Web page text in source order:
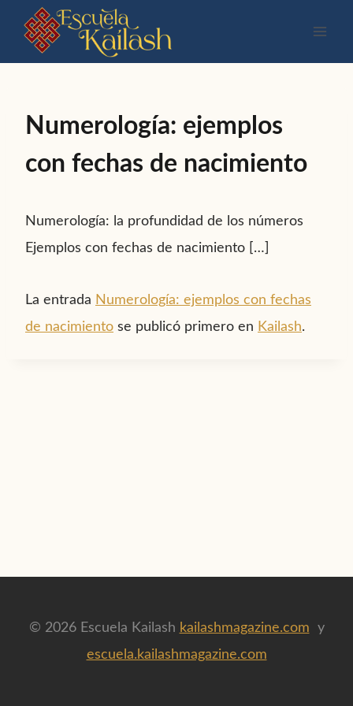
Saltar
contenido
Numerología: ejemplos
con fechas de nacimiento
Numerología: la profundidad de los números
Ejemplos con fechas de nacimiento […]
La entrada Numerología: ejemplos con fechas
de nacimiento se publicó primero en Kailash.
© 2026 Escuela Kailash kailashmagazine.com y
escuela.kailashmagazine.com